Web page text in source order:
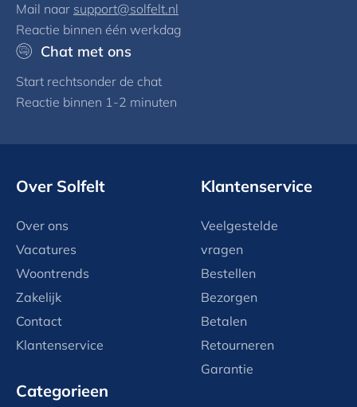
Mail naar support@solfelt.nl
Reactie binnen één werkdag
Chat met ons
Start rechtsonder de chat
Reactie binnen 1-2 minuten
Over Solfelt
Over ons
Vacatures
Woontrends
Zakelijk
Contact
Klantenservice
Klantenservice
Veelgestelde
vragen
Bestellen
Bezorgen
Betalen
Retourneren
Garantie
Categorieen